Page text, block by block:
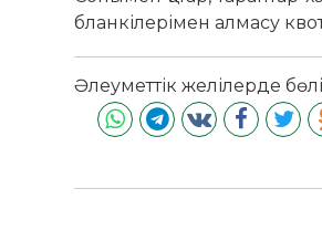
бланкілерімен алмасу
Әлеуметтік желілерде